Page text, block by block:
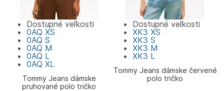
Tommy Jeans dámske
pruhované polo tričko
Dostupné veľkosti
0AQ XS
0AQ S
0AQ M
0AQ L
0AQ XL
Tommy Jeans dámske červené
polo tričko
Dostupné veľkosti
XK3 XS
XK3 S
XK3 M
XK3 L